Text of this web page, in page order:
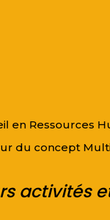
en Ressources
du concept
activités